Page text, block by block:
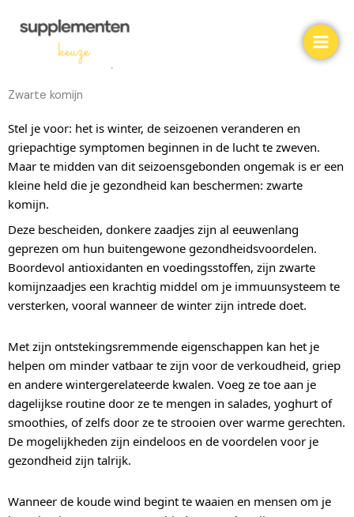
naar
Zwarte komijn
Stel je voor: het is winter, de seizoenen veranderen en
griepachtige symptomen beginnen in de lucht te zweven.
Maar te midden van dit seizoensgebonden ongemak is er een
kleine held die je gezondheid kan beschermen: zwarte
komijn.
Deze bescheiden, donkere zaadjes zijn al eeuwenlang
geprezen om hun buitengewone gezondheidsvoordelen.
Boordevol antioxidanten en voedingsstoffen, zijn zwarte
komijnzaadjes een krachtig middel om je immuunsysteem te
versterken, vooral wanneer de winter zijn intrede doet.
Met zijn ontstekingsremmende eigenschappen kan het je
helpen om minder vatbaar te zijn voor de verkoudheid, griep
en andere wintergerelateerde kwalen. Voeg ze toe aan je
dagelijkse routine door ze te mengen in salades, yoghurt of
smoothies, of zelfs door ze te strooien over warme gerechten.
De mogelijkheden zijn eindeloos en de voordelen voor je
gezondheid zijn talrijk.
Wanneer de koude wind begint te waaien en mensen om je